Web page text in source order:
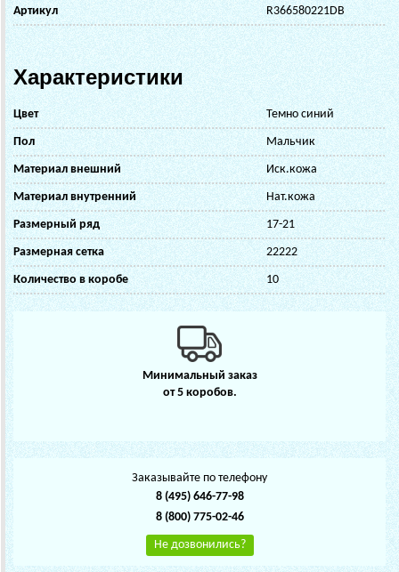
Артикул R366580221DB
Характеристики
Цвет Темно синий
Пол Мальчик
Материал внешний Иск.кожа
Материал внутренний Нат.кожа
Размерный ряд 17-21
Размерная сетка 22222
Количество в коробе 10
Минимальный заказ
от 5 коробов.
Заказывайте по телефону
8 (495) 646-77-98
8 (800) 775-02-46
Не дозвонились?